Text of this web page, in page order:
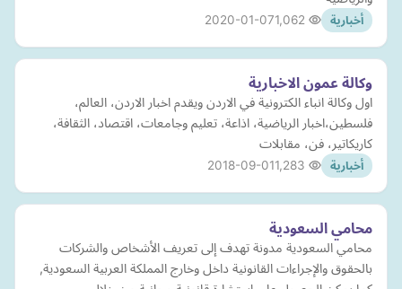
أخبارية 2020-01-07
وكالة عمون الاخبارية
اول وكالة انباء الكترونية في الاردن ويقدم اخبار الاردن، العالم،
فلسطين،اخبار الرياضية، اذاعة، تعليم وجامعات، اقتصاد، الثقافة،
كاريكاتير، فن، مقابلات
أخبارية 2018-09-01
محامي السعودية
محامي السعودية مدونة تهدف إلى تعريف الأشخاص والشركات
بالحقوق والإجراءات القانونية داخل وخارج المملكة العربية السعودية,